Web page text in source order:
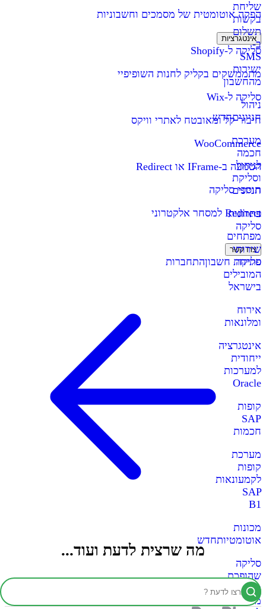
שליחת
בקשות
תשלום
ב-
SMS
ישירות
מהחשבון
ניהול
חניוניםחדש
מערכת
חכמה
לניהול
וסליקת
חניונים
פתרונות
סליקה
שירותי
סליקה
המובילים
בישראל
אירוח
ומלונאות
אינטגרציה
ייחודית
למערכות
Oracle
קופות
SAP
חכמות
מערכת
קופות
לקמעונאות
SAP
B1
מכונות
אוטומטיותחדש
סליקה
שהופכת
כל
מכונה
הפקה אוטומטית של מסמכים וחשבוניות
אינטגרציות
סליקה ל-Shopify
מתממשקים בקליק לחנות השופיפיי
סליקה ל-Wix
חיבור קל ומאובטח לאתרי וויקס
WooCommerce
הטמעה ב-IFrame או Redirect
תוספי סליקה
Redirect למסחר אלקטרוני
מפתחים
צרו קשר
פתיחת חשבוןהתחברות
מה שרצית לדעת ועוד...